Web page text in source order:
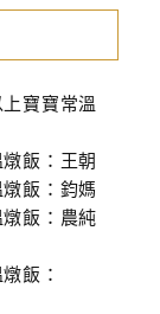
寶寶常溫
飯：王朝
飯：鈞媽
燉飯：農純
飯：